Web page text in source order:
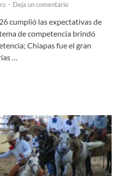
- Deja un comentario
cumplió las expectativas de
de competencia brindó
Chiapas fue el gran
…